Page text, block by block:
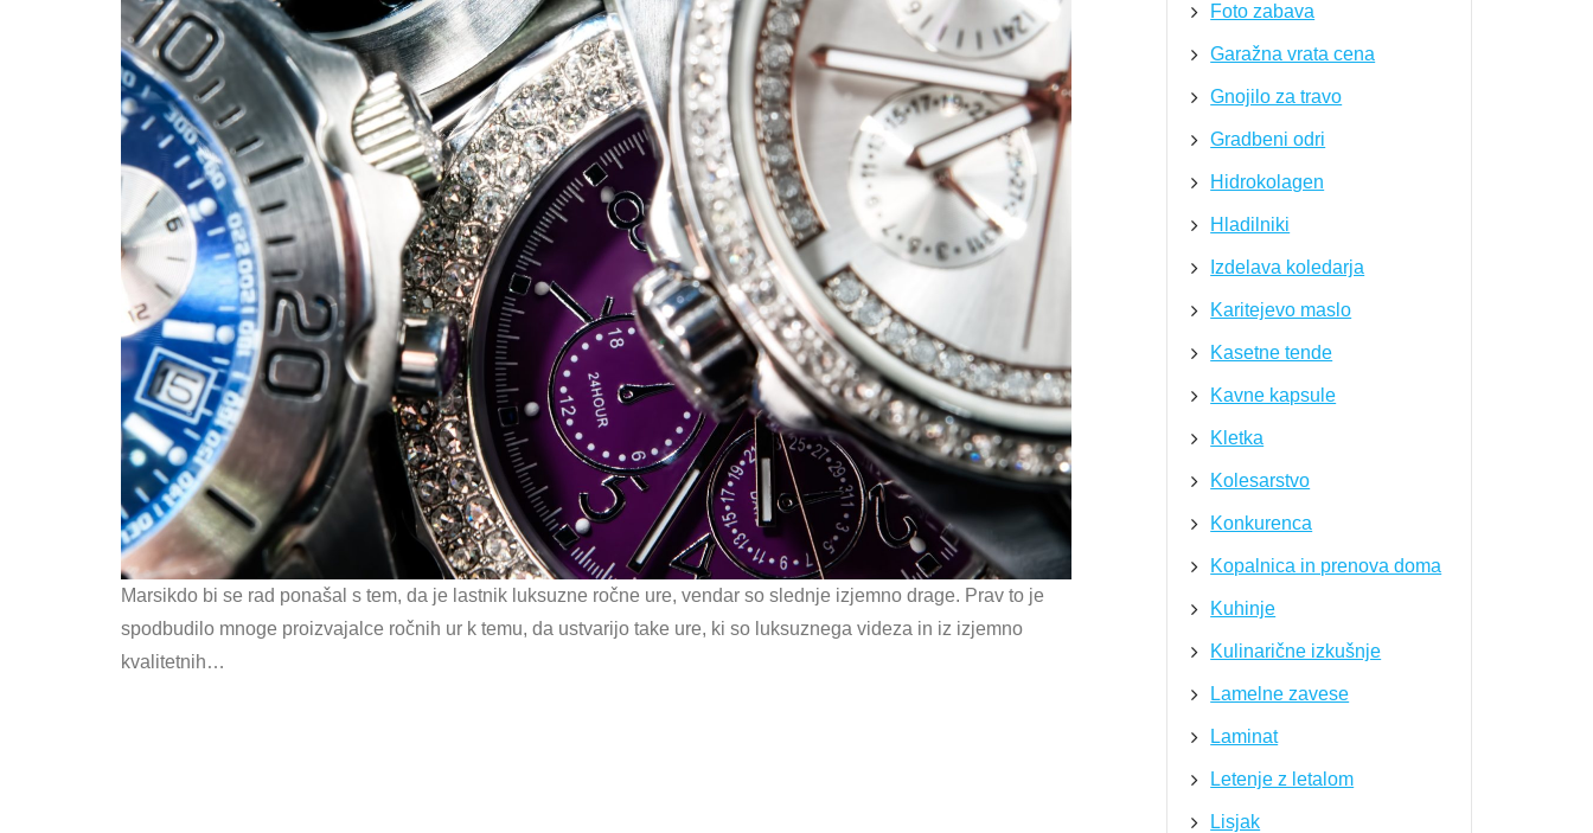
Marsikdo bi se rad ponašal s tem, da je lastnik luksuzne ročne ure, vendar so slednje izjemno drage. Prav to je
spodbudilo mnoge proizvajalce ročnih ur k temu, da ustvarijo take ure, ki so luksuznega videza in iz izjemno
kvalitetnih…
Foto zabava
Garažna vrata cena
Gnojilo za travo
Gradbeni odri
Hidrokolagen
Hladilniki
Izdelava koledarja
Karitejevo maslo
Kasetne tende
Kavne kapsule
Kletka
Kolesarstvo
Konkurenca
Kopalnica in prenova doma
Kuhinje
Kulinarične izkušnje
Lamelne zavese
Laminat
Letenje z letalom
Lisjak